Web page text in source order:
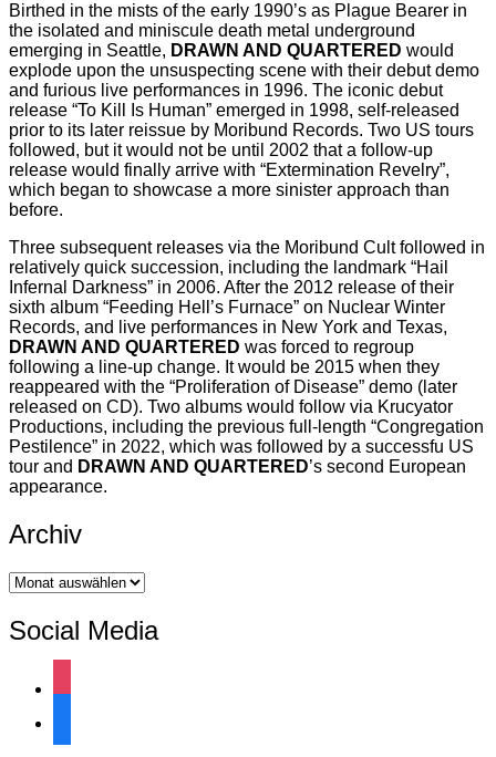
Birthed in the mists of the early 1990’s as Plague Bearer in
the isolated and miniscule death metal underground
emerging in Seattle, DRAWN AND QUARTERED would
explode upon the unsuspecting scene with their debut demo
and furious live performances in 1996. The iconic debut
release “To Kill Is Human” emerged in 1998, self-released
prior to its later reissue by Moribund Records. Two US tours
followed, but it would not be until 2002 that a follow-up
release would finally arrive with “Extermination Revelry”,
which began to showcase a more sinister approach than
before.
Three subsequent releases via the Moribund Cult followed in
relatively quick succession, including the landmark “Hail
Infernal Darkness” in 2006. After the 2012 release of their
sixth album “Feeding Hell’s Furnace” on Nuclear Winter
Records, and live performances in New York and Texas,
DRAWN AND QUARTERED was forced to regroup
following a line-up change. It would be 2015 when they
reappeared with the “Proliferation of Disease” demo (later
released on CD). Two albums would follow via Krucyator
Productions, including the previous full-length “Congregation
Pestilence” in 2022, which was followed by a successfu US
tour and DRAWN AND QUARTERED’s second European
appearance.
Archiv
Archiv
Social Media